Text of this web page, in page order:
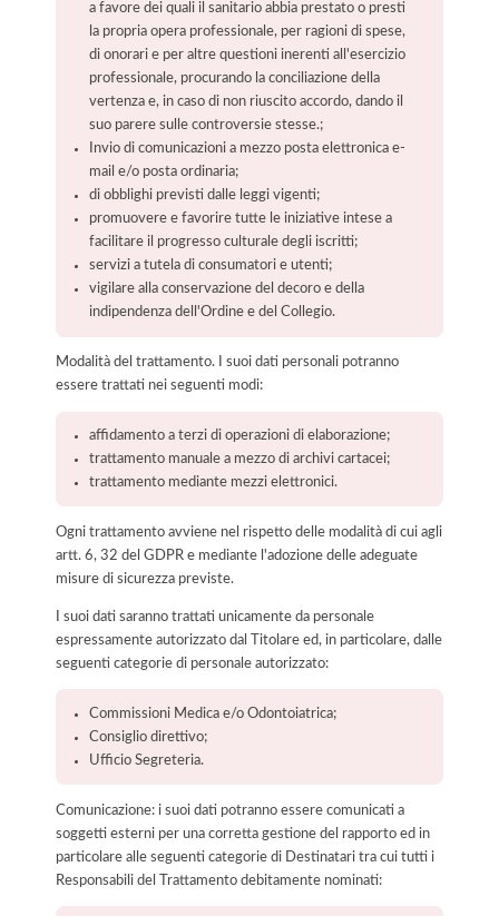
a favore dei quali il sanitario abbia prestato o presti
la propria opera professionale, per ragioni di spese,
di onorari e per altre questioni inerenti all'esercizio
professionale, procurando la conciliazione della
vertenza e, in caso di non riuscito accordo, dando il
suo parere sulle controversie stesse.;
Invio di comunicazioni a mezzo posta elettronica e-
mail e/o posta ordinaria;
di obblighi previsti dalle leggi vigenti;
promuovere e favorire tutte le iniziative intese a
facilitare il progresso culturale degli iscritti;
servizi a tutela di consumatori e utenti;
vigilare alla conservazione del decoro e della
indipendenza dell'Ordine e del Collegio.
Modalità del trattamento. I suoi dati personali potranno
essere trattati nei seguenti modi:
affidamento a terzi di operazioni di elaborazione;
trattamento manuale a mezzo di archivi cartacei;
trattamento mediante mezzi elettronici.
Ogni trattamento avviene nel rispetto delle modalità di cui agli
artt. 6, 32 del GDPR e mediante l'adozione delle adeguate
misure di sicurezza previste.
I suoi dati saranno trattati unicamente da personale
espressamente autorizzato dal Titolare ed, in particolare, dalle
seguenti categorie di personale autorizzato:
Commissioni Medica e/o Odontoiatrica;
Consiglio direttivo;
Ufficio Segreteria.
Comunicazione: i suoi dati potranno essere comunicati a
soggetti esterni per una corretta gestione del rapporto ed in
particolare alle seguenti categorie di Destinatari tra cui tutti i
Responsabili del Trattamento debitamente nominati: